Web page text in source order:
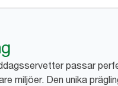
passar
miljöer. Den unika